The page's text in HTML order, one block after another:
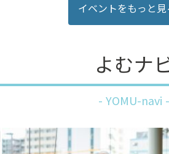
イベントをもっと見
よむナ
YOMU-navi